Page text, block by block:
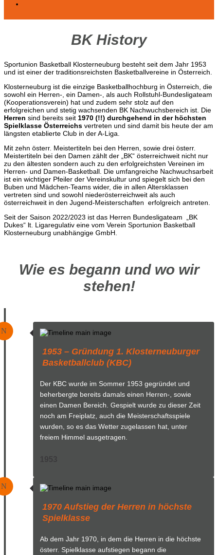
BK History
Sportunion Basketball Klosterneuburg besteht seit dem Jahr 1953
und ist einer der traditionsreichsten Basketballvereine in Österreich.
Klosterneuburg ist die einzige Basketballhochburg in Österreich, die
sowohl ein Herren-, ein Damen-, als auch Rollstuhl-Bundesligateam
(Kooperationsverein) hat und zudem sehr stolz auf den
erfolgreichen und stetig wachsenden BK Nachwuchsbereich ist. Die
Herren sind bereits seit 1970 (!!) durchgehend in der höchsten
Spielklasse Österreichs vertreten und sind damit bis heute der am
längsten etablierte Club in der A-Liga.
Mit zehn österr. Meistertiteln bei den Herren, sowie drei österr.
Meistertiteln bei den Damen zählt der „BK“ österreichweit nicht nur
zu den ältesten sondern auch zu den erfolgreichsten Vereinen im
Herren- und Damen-Basketball. Die umfangreiche Nachwuchsarbeit
ist ein wichtiger Pfeiler der Vereinskultur und spiegelt sich bei den
Buben und Mädchen-Teams wider, die in allen Altersklassen
vertreten sind und sowohl niederösterreichweit als auch
österreichweit in den Jugend-Meisterschaften erfolgreich antreten.
Seit der Saison 2022/2023 ist das Herren Bundesligateam „BK
Dukes“ lt. Ligaregulativ eine vom Verein Sportunion Basketball
Klosterneuburg unabhängige GmbH.
Wie es begann und wo wir
stehen!
N
1953 – Gründung 1. Klosterneuburger
Basketballclub (KBC)
Der KBC wurde im Sommer 1953 gegründet und
beherbergte bereits damals einen Herren-, sowie
einen Damen Bereich. Gespielt wurde zu dieser Zeit
noch am Freiplatz, auch die Meisterschaftsspiele
wurden, so es das Wetter zugelassen hat, unter
freiem Himmel ausgetragen.
N
1970 Aufstieg der Herren in höchste
Spielklasse
Ab dem Jahr 1970, in dem die Herren in die höchste
österr. Spielklasse aufstiegen begann die